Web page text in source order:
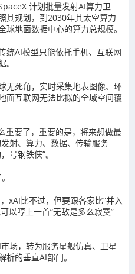
计划批量发射AI算力卫
其规划，到2030年其太空算力
地面数据中心的算力总规模。
统AI模型只能依托手机、互联网
无死角，实时采集地表图像、环
面互联网无法比拟的全域空间覆
重要了，重要的是，将来想做最
射、算力、数据、传输服务
号钢铁侠”。
xAI比不过，但要跟各家比“并入
以哼上一首“无敌是多么寂寞”
场，转为服务星舰仿真、卫星
的垂直AI部门。